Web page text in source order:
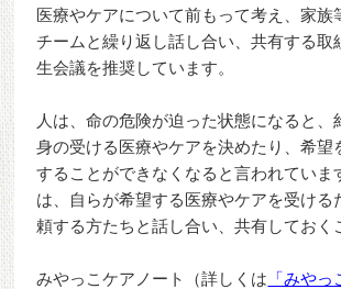
医療やケアについて前もって考え、家族
チームと繰り返し話し合い、共有する取
生会議を推奨しています。
人は、命の危険が迫った状態になると、
身の受ける医療やケアを決めたり、希望
することができなくなると言われていま
は、自らが希望する医療やケアを受ける
頼する方たちと話し合い、共有しておく
みやっこケアノート（詳しくは 「みや